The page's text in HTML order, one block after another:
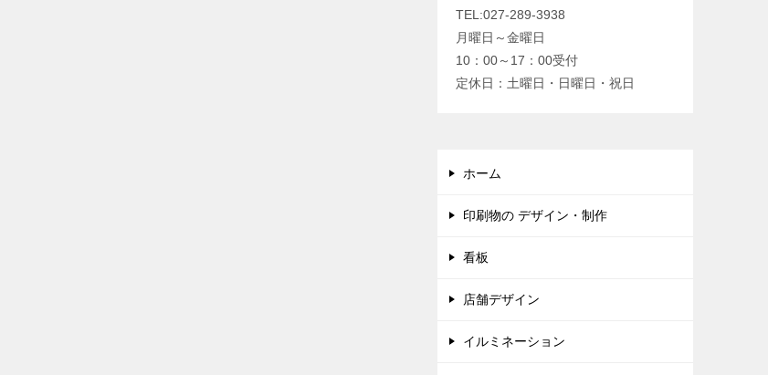
TEL:027-289-3938
月曜日～金曜日
10：00～17：00受付
定休日：土曜日・日曜日・祝日
ホーム
印刷物の デザイン・制作
看板
店舗デザイン
イルミネーション